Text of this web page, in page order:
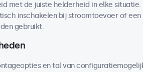
met de juiste helderheid in elke situatie.
inschakelen bij stroomtoevoer of een
gebruikt.
en tal van